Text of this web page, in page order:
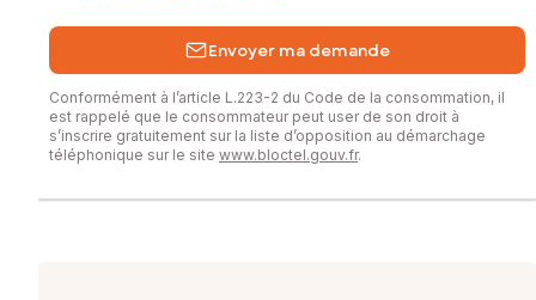
Envoyer ma demande
Conformément à l’article L.223-2 du Code de la consommation, il
est rappelé que le consommateur peut user de son droit à
s’inscrire gratuitement sur la liste d’opposition au démarchage
téléphonique sur le site www.bloctel.gouv.fr.